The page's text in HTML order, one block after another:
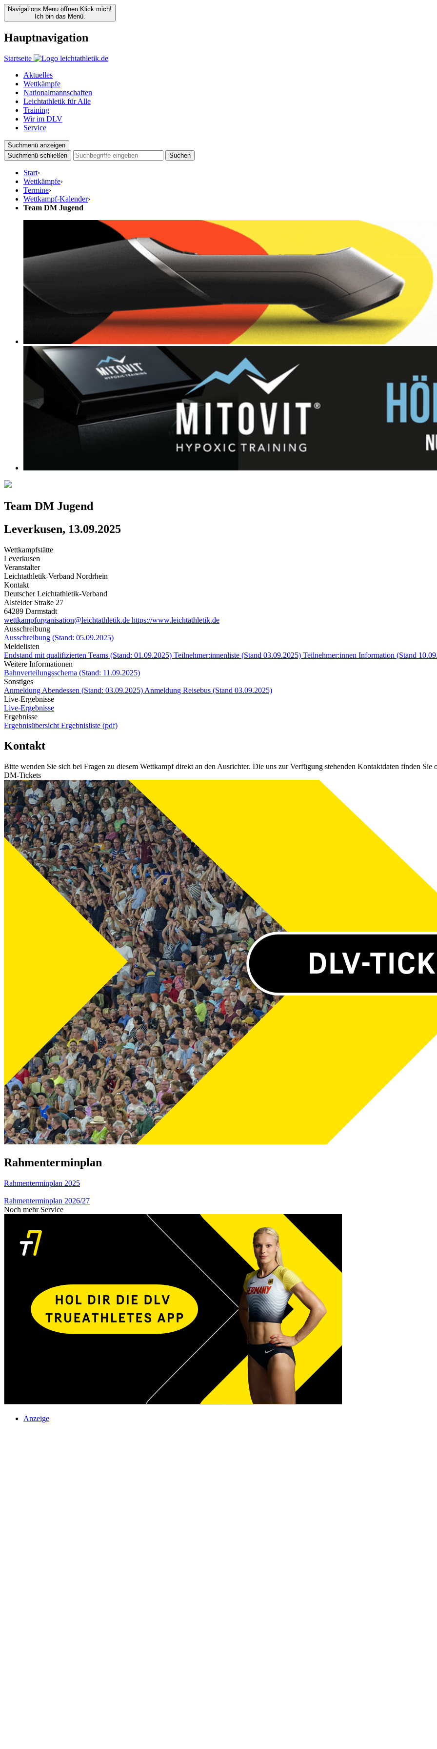
Navigations Menu öffnen Klick mich!
Ich bin das Menü.
Hauptnavigation
Startseite
Aktuelles
Wettkämpfe
Nationalmannschaften
Leichtathletik für Alle
Training
Wir im DLV
Service
Suchmenü anzeigen
Suchmenü schließen
Suchen
Start›
Wettkämpfe›
Termine›
Wettkampf-Kalender›
Team DM Jugend
Team DM Jugend
Leverkusen, 13.09.2025
Wettkampfstätte
Leverkusen
Veranstalter
Leichtathletik-Verband Nordrhein
Kontakt
Deutscher Leichtathletik-Verband
Alsfelder Straße 27
64289 Darmstadt
wettkampforganisation@leichtathletik.de https://www.leichtathletik.de
Ausschreibung
Ausschreibung (Stand: 05.09.2025)
Meldelisten
Endstand mit qualifizierten Teams (Stand: 01.09.2025) Teilnehmer:innenliste (Stand 03.09.2025) Teilnehmer:innen Information (Stand
Weitere Informationen
Bahnverteilungsschema (Stand: 11.09.2025)
Sonstiges
Anmeldung Abendessen (Stand: 03.09.2025) Anmeldung Reisebus (Stand 03.09.2025)
Live-Ergebnisse
Live-Ergebnisse
Ergebnisse
Ergebnisübersicht Ergebnisliste (pdf)
Kontakt
Bitte wenden Sie sich bei Fragen zu diesem Wettkampf direkt an den Ausrichter. Die uns zur Verfügung stehenden Kontaktdaten finden Sie
DM-Tickets
Rahmenterminplan
Rahmenterminplan 2025
Rahmenterminplan 2026/27
Noch mehr Service
Anzeige